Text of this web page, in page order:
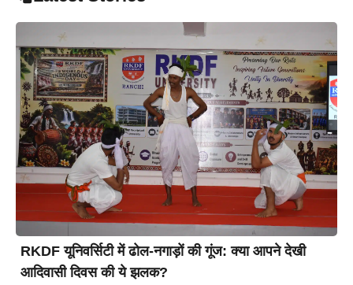
RKDF यूनिवर्सिटी में ढोल-नगाड़ों की गूंज: क्या आपने देखी
आदिवासी दिवस की ये झलक?